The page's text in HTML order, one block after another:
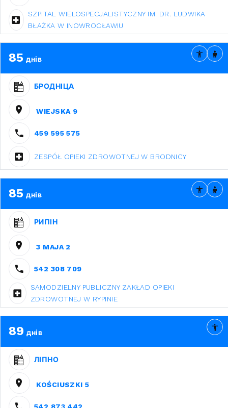
SZPITAL WIELOSPECJALISTYCZNY IM. DR. LUDWIKA
BŁAŻKA W INOWROCŁAWIU
85 днів
БРОДНІЦА
WIEJSKA 9
459 595 575
ZESPÓŁ OPIEKI ZDROWOTNEJ W BRODNICY
85 днів
РИПІН
3 MAJA 2
542 308 709
SAMODZIELNY PUBLICZNY ZAKŁAD OPIEKI
ZDROWOTNEJ W RYPINIE
89 днів
ЛІПНО
KOŚCIUSZKI 5
542 873 442